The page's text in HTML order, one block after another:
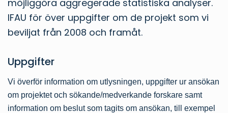
möjliggöra aggregerade statistiska analyser.
IFAU för över uppgifter om de projekt som vi
beviljat från 2008 och framåt.
Uppgifter
Vi överför information om utlysningen, uppgifter ur ansökan
om projektet och sökande/medverkande forskare samt
information om beslut som tagits om ansökan, till exempel